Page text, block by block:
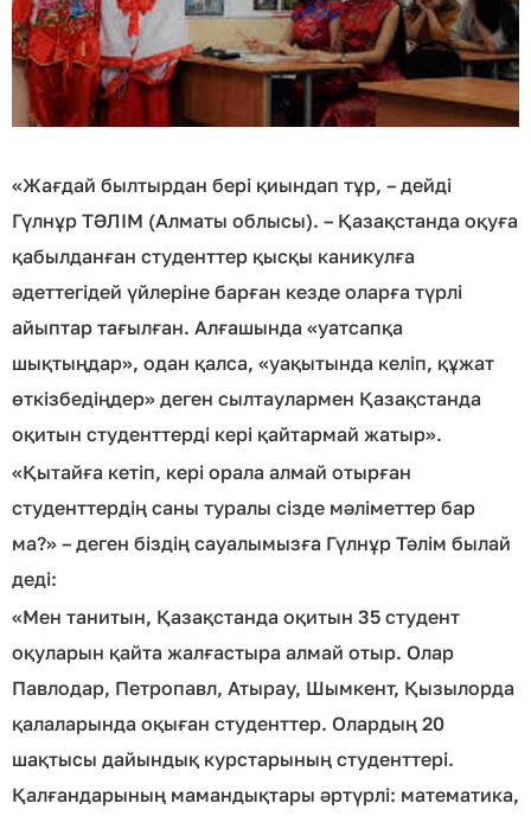
«Жағдай былтырдан бері қиындап тұр, – дейді
Гүлнұр ТӘЛІМ (Алматы облысы). – Қазақстанда оқуға
қабылданған студенттер қысқы каникулға
әдеттегідей үйлеріне барған кезде оларға түрлі
айыптар тағылған. Алғашында «уатсапқа
шықтыңдар», одан қалса, «уақытында келіп, құжат
өткізбедіңдер» деген сылтаулармен Қазақстанда
оқитын студенттерді кері қайтармай жатыр».
«Қытайға кетіп, кері орала алмай отырған
студенттердің саны туралы сізде мәліметтер бар
ма?» – деген біздің сауалымызға Гүлнұр Тәлім былай
деді:
«Мен танитын, Қазақстанда оқитын 35 студент
оқуларын қайта жалғастыра алмай отыр. Олар
Павлодар, Петропавл, Атырау, Шымкент, Қызылорда
қалаларында оқыған студенттер. Олардың 20
шақтысы дайындық курстарының студенттері.
Қалғандарының мамандықтары әртүрлі: математика,